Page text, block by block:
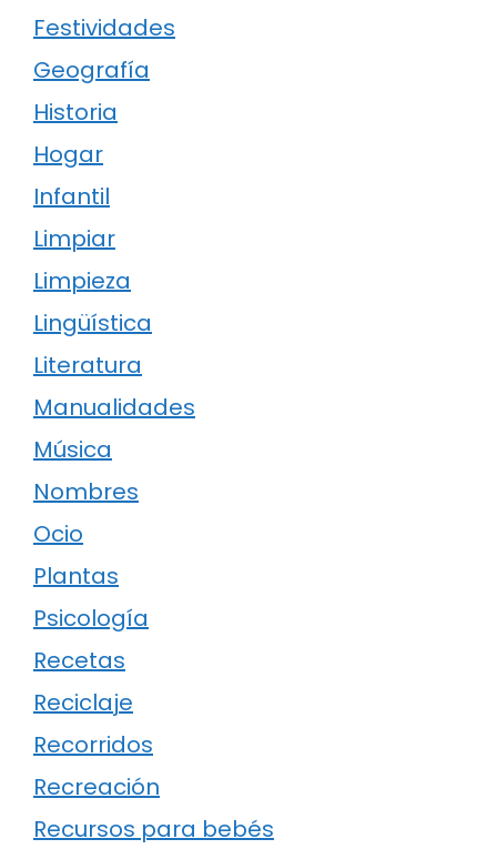
Festividades
Geografía
Historia
Hogar
Infantil
Limpiar
Limpieza
Lingüística
Literatura
Manualidades
Música
Nombres
Ocio
Plantas
Psicología
Recetas
Reciclaje
Recorridos
Recreación
Recursos para bebés